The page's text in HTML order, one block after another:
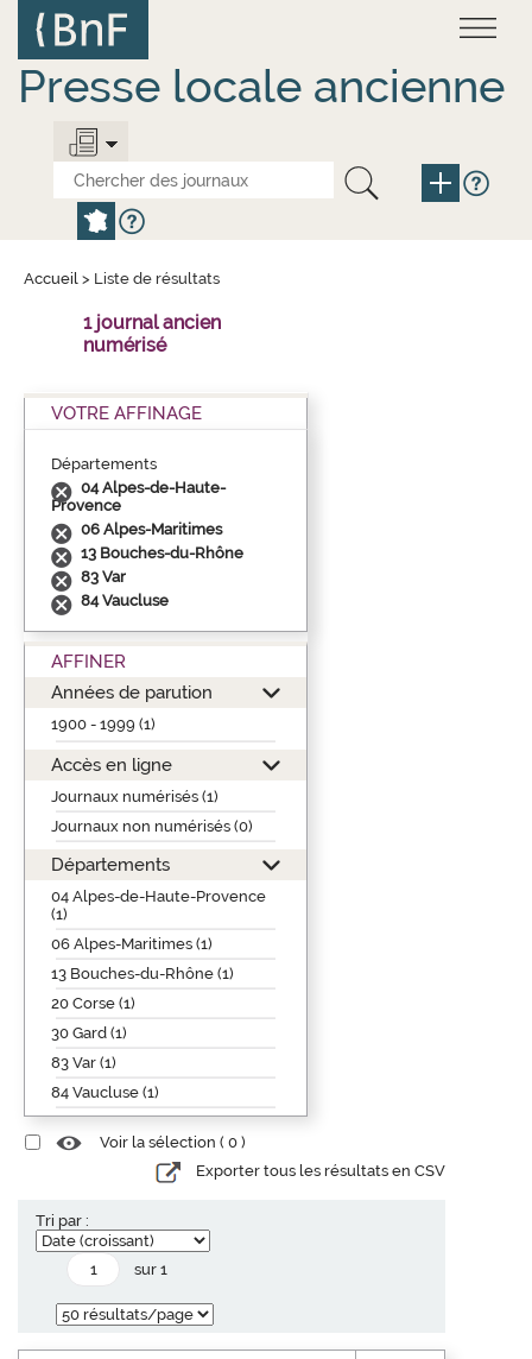
contenu
principal
Presse locale ancienne
Accueil > Liste de résultats
1 journal ancien
numérisé
VOTRE AFFINAGE
Départements
04 Alpes-de-Haute-
Provence
06 Alpes-Maritimes
13 Bouches-du-Rhône
83 Var
84 Vaucluse
AFFINER
Années de parution
1900 - 1999 (1)
Accès en ligne
Journaux numérisés (1)
Journaux non numérisés (0)
Départements
04 Alpes-de-Haute-Provence
(1)
06 Alpes-Maritimes (1)
13 Bouches-du-Rhône (1)
20 Corse (1)
30 Gard (1)
83 Var (1)
84 Vaucluse (1)
Voir la sélection ( 0 )
Exporter tous les résultats en CSV
Tri par :
sur 1
Panneau de gestion des cookies